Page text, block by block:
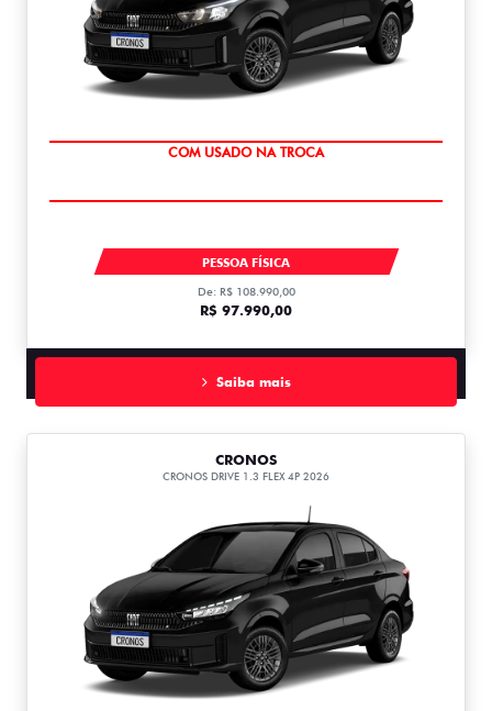
SUPER DESCONTO
CRONOS DRIVE 1.0 MT FLEX 1.0
PESSOA FÍSICA
De: R$ 108.990,00
R$ 97.990,00
Saiba mais
CRONOS
CRONOS DRIVE 1.3 FLEX 4P 2026